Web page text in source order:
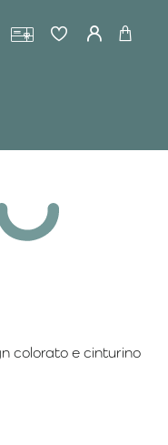
colorato e cinturino
li rendono un